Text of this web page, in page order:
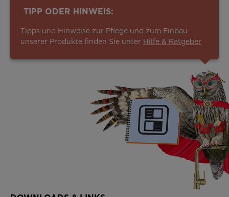
TIPP ODER HINWEIS:
Tipps und Hinweise zur Pflege und zum Einbau
unserer Produkte finden Sie unter Hilfe & Ratgeber